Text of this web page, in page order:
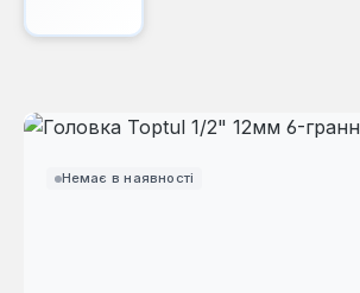
Немає в наявності
Пропустити галерею зображень